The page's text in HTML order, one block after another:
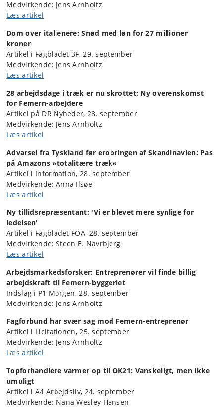
Medvirkende: Jens Arnholtz
Læs artikel
Dom over italienere: Snød med løn for 27 millioner
kroner
Artikel i Fagbladet 3F, 29. september
Medvirkende: Jens Arnholtz
Læs artikel
28 arbejdsdage i træk er nu skrottet: Ny overenskomst
for Femern-arbejdere
Artikel på DR Nyheder, 28. september
Medvirkende: Jens Arnholtz
Læs artikel
Advarsel fra Tyskland før erobringen af Skandinavien: Pas
på Amazons »totalitære træk«
Artikel i Information, 28. september
Medvirkende: Anna Ilsøe
Læs artikel
Ny tillidsrepræsentant: 'Vi er blevet mere synlige for
ledelsen'
Artikel i Fagbladet FOA, 28. september
Medvirkende: Steen E. Navrbjerg
Læs artikel
Arbejdsmarkedsforsker: Entreprenører vil finde billig
arbejdskraft til Femern-byggeriet
Indslag i P1 Morgen, 28. september
Medvirkende: Jens Arnholtz
Fagforbund har svær sag mod Femern-entreprenør
Artikel i Licitationen, 25. september
Medvirkende: Jens Arnholtz
Læs artikel
Topforhandlere varmer op til OK21: Vanskeligt, men ikke
umuligt
Artikel i A4 Arbejdsliv, 24. september
Medvirkende: Nana Wesley Hansen